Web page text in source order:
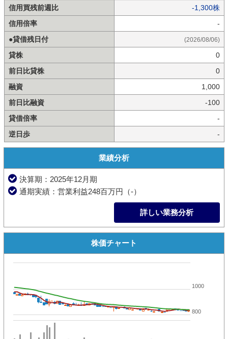
信用買残前週比
-1,300株
信用倍率
-
●貸借残日付
(2026/08/06)
貸株
0
前日比貸株
0
融資
1,000
前日比融資
-100
貸借倍率
-
逆日歩
-
業績分析
決算期：2025年12月期
通期実績：営業利益248百万円（-）
詳しい業務分析
株価チャート
800
1000